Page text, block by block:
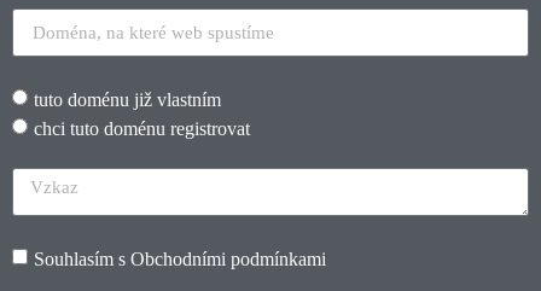
tuto doménu již vlastním
chci tuto doménu registrovat
Souhlasím s Obchodními podmínkami